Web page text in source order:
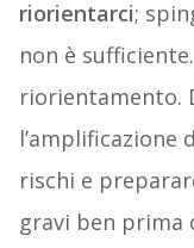
riorientarci;
non è
riorientamento.
l’amplificazione
rischi e
gravi ben prima